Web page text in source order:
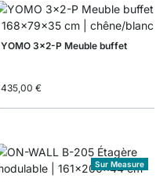
YOMO 3x2-P Meuble buffet
435,00 €
Sur Measure